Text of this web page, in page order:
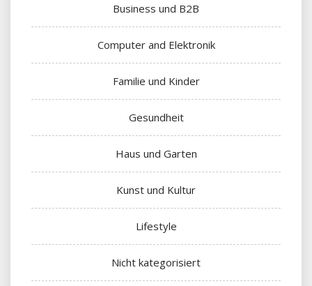
Business und B2B
Computer and Elektronik
Familie und Kinder
Gesundheit
Haus und Garten
Kunst und Kultur
Lifestyle
Nicht kategorisiert